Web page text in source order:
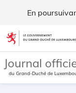
En
Aller au contenu
Journal
du Grand-Duché de